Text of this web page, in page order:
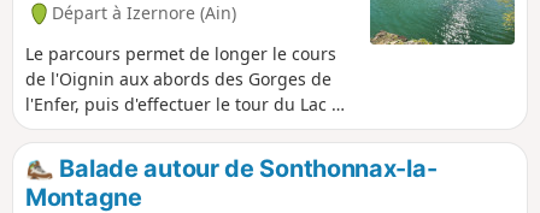
Départ à Izernore (Ain)
Le parcours permet de longer le cours
de l'Oignin aux abords des Gorges de
l'Enfer, puis d'effectuer le tour du Lac de
l'Oignin et le tout avec des paysages
plutôt sympathiques !
Balade autour de Sonthonnax-la-
Montagne